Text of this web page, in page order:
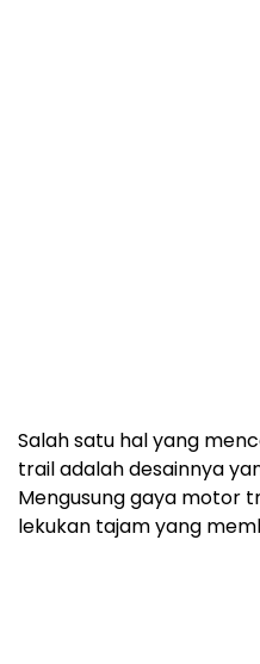
Salah satu hal yang
trail adalah desainnya
Mengusung gaya motor
lekukan tajam yang